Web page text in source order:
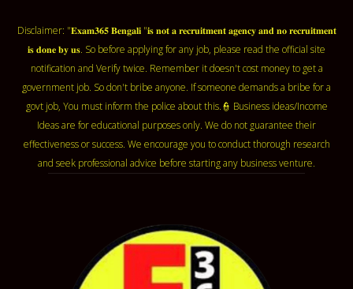
Disclaimer: "𝐄𝐱𝐚𝐦𝟑𝟔𝟓 𝐁𝐞𝐧𝐠𝐚𝐥𝐢 "𝐢𝐬 𝐧𝐨𝐭 𝐚 𝐫𝐞𝐜𝐫𝐮𝐢𝐭𝐦𝐞𝐧𝐭 𝐚𝐠𝐞𝐧𝐜𝐲 𝐚𝐧𝐝 𝐧𝐨 𝐫𝐞𝐜𝐫𝐮𝐢𝐭𝐦𝐞𝐧𝐭
𝐢𝐬 𝐝𝐨𝐧𝐞 𝐛𝐲 𝐮𝐬. So before applying for any job, please read the official site
notification and Verify twice. Remember it doesn't cost money to get a
government job. So don't bribe anyone. If someone demands a bribe for a
govt job, You must inform the police about this.👮 Business ideas/Income
Ideas are for educational purposes only. We do not guarantee their
effectiveness or success. We encourage you to conduct thorough research
and seek professional advice before starting any business venture.